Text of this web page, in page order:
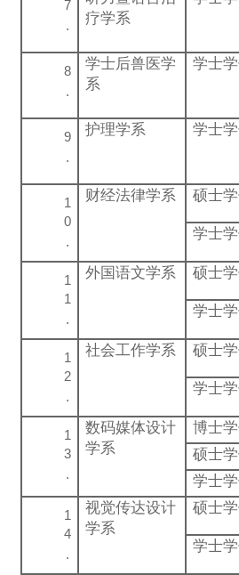
疗学系
学士后兽医学
系
学士
护理学系 学士
财经法律学系 硕士
学士
外国语文学系 硕士
学士
社会工作学系 硕士
学士
数码媒体设计
学系
博士
硕士
学士
视觉传达设计
学系
硕士
学士